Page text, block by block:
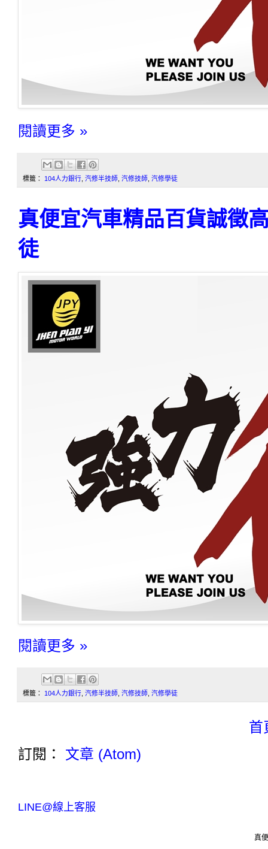
閱讀更多 »
標籤： 104人力銀行 汽修半技師 汽修技師 汽修學徒
真便宜汽車精品百貨誠徵
徒
閱讀更多 »
標籤： 104人力銀行 汽修半技師 汽修技師 汽修學徒
首
訂閱： 文章 (Atom)
LINE@線上客服
真